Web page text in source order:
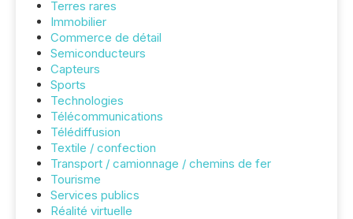
Terres rares
Immobilier
Commerce de détail
Semiconducteurs
Capteurs
Sports
Technologies
Télécommunications
Télédiffusion
Textile / confection
Transport / camionnage / chemins de fer
Tourisme
Services publics
Réalité virtuelle